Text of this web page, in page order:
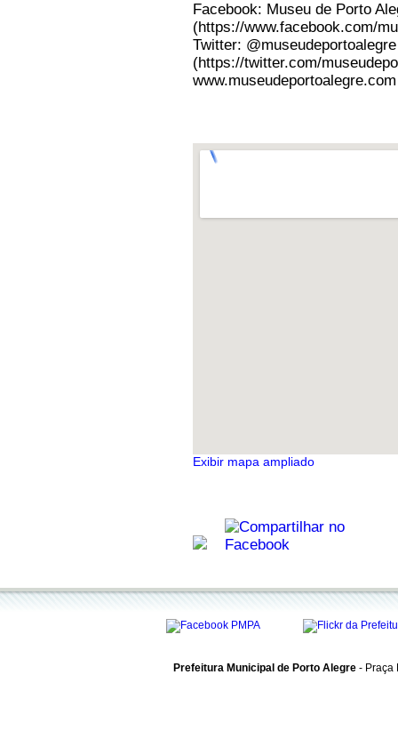
Facebook: Museu de Porto
(https://www.facebook.com/
Twitter: @museudeportoalegre
(https://twitter.com/
www.museudeportoalegre.com
Exibir mapa ampliado
Prefeitura Municipal de Porto Alegre - Praça